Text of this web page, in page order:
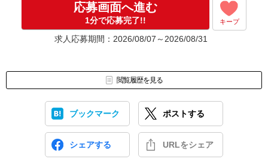
応募画面へ進む
1分で応募完了!! キープ
求人応募期間：2026/08/07～2026/08/31
閲覧履歴を見る
ブックマーク ポストする
シェアする URLをシェア